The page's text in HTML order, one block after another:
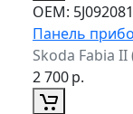
ОЕМ:
Панель
Skoda Fabia
2 700р.